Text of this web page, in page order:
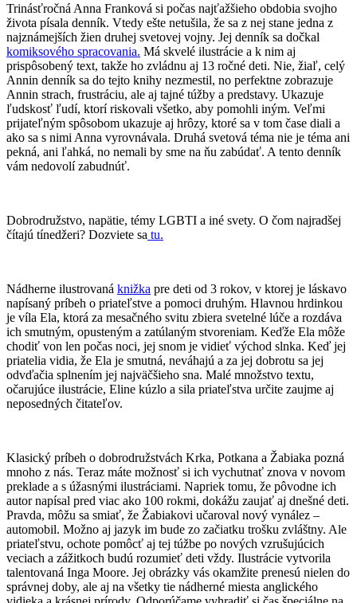
Trinásťročná Anna Franková si počas najťažšieho obdobia svojho
života písala denník. Vtedy ešte netušila, že sa z nej stane jedna z
najznámejších žien druhej svetovej vojny. Jej denník sa dočkal
komiksového spracovania. Má skvelé ilustrácie a k nim aj
prispôsobený text, takže ho zvládnu aj 13 ročné deti. Nie, žiaľ, celý
Annin denník sa do tejto knihy nezmestil, no perfektne zobrazuje
Annin strach, frustráciu, ale aj tajné túžby a predstavy. Ukazuje
ľudskosť ľudí, ktorí riskovali všetko, aby pomohli iným. Veľmi
prijateľným spôsobom ukazuje aj hrôzy, ktoré sa v tom čase diali a
ako sa s nimi Anna vyrovnávala. Druhá svetová téma nie je téma ani
pekná, ani ľahká, no nemali by sme na ňu zabúdať. A tento denník
vám nedovolí zabudnúť.
Dobrodružstvo, napätie, témy LGBTI a iné svety. O čom najradšej
čítajú tínedžeri? Dozviete sa tu.
Nádherne ilustrovaná knižka pre deti od 3 rokov, v ktorej je láskavo
napísaný príbeh o priateľstve a pomoci druhým. Hlavnou hrdinkou
je víla Ela, ktorá za mesačného svitu zbiera svetelné lúče a rozdáva
ich smutným, opusteným a zatúlaným stvoreniam. Keďže Ela môže
chodiť von len počas noci, jej snom je vidieť východ slnka. Keď jej
priatelia vidia, že Ela je smutná, neváhajú a za jej dobrotu sa jej
odvďačia splnením jej najväčšieho sna. Malé množstvo textu,
očarujúce ilustrácie, Eline kúzlo a sila priateľstva určite zaujme aj
neposedných čitateľov.
Klasický príbeh o dobrodružstvách Krka, Potkana a Žabiaka pozná
mnoho z nás. Teraz máte možnosť si ich vychutnať znova v novom
preklade a s úžasnými ilustráciami. Napriek tomu, že pôvodne ich
autor napísal pred viac ako 100 rokmi, dokážu zaujať aj dnešné deti.
Pravda, môžu sa smiať, že Žabiakovi učaroval nový vynález –
automobil. Možno aj jazyk im bude zo začiatku trošku zvláštny. Ale
priateľstvu, ochote pomôcť aj tej túžbe po nových vzrušujúcich
veciach a zážitkoch budú rozumieť deti vždy. Ilustrácie vytvorila
talentovaná Inga Moore. Jej obrázky vás okamžite prenesú nielen do
správnej doby, ale aj na všetky tie nádherné miesta anglického